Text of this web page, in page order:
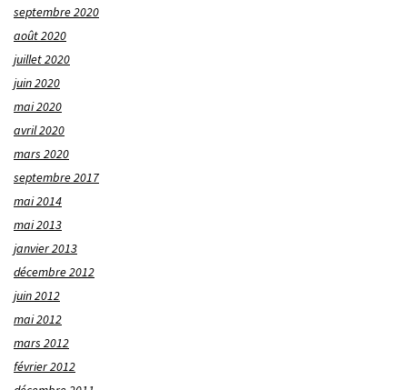
septembre 2020
août 2020
juillet 2020
juin 2020
mai 2020
avril 2020
mars 2020
septembre 2017
mai 2014
mai 2013
janvier 2013
décembre 2012
juin 2012
mai 2012
mars 2012
février 2012